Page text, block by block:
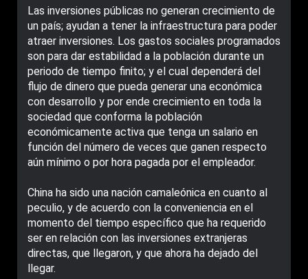
Las inversiones públicas no generan crecimiento de
un país; ayudan a tener la infraestructura para poder
atraer inversiones. Los gastos sociales programados
son para dar estabilidad a la población durante un
periodo de tiempo finito; y el cual dependerá del
flujo de dinero que pueda generar una económica
con desarrollo y por ende crecimiento en toda la
sociedad que conforma la población
económicamente activa que tenga un salario en
función del número de veces que ganen respecto
aún mínimo o por hora pagada por el empleador.
China ha sido una nación camaleónica en cuanto al
peculio, y de acuerdo con la conveniencia en el
momento del tiempo específico que ha requerido
ser en relación con las inversiones extranjeras
directas, que llegaron, y que ahora ha dejado del
llegar.